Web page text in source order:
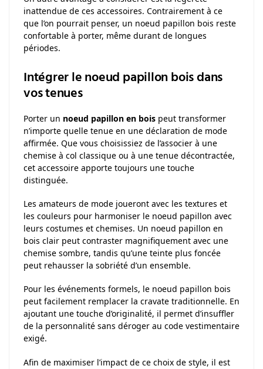
inattendue de ces accessoires. Contrairement à ce
que l’on pourrait penser, un noeud papillon bois reste
confortable à porter, même durant de longues
périodes.
Intégrer le noeud papillon bois dans
vos tenues
Porter un noeud papillon en bois peut transformer
n’importe quelle tenue en une déclaration de mode
affirmée. Que vous choisissiez de l’associer à une
chemise à col classique ou à une tenue décontractée,
cet accessoire apporte toujours une touche
distinguée.
Les amateurs de mode joueront avec les textures et
les couleurs pour harmoniser le noeud papillon avec
leurs costumes et chemises. Un noeud papillon en
bois clair peut contraster magnifiquement avec une
chemise sombre, tandis qu’une teinte plus foncée
peut rehausser la sobriété d’un ensemble.
Pour les événements formels, le noeud papillon bois
peut facilement remplacer la cravate traditionnelle. En
ajoutant une touche d’originalité, il permet d’insuffler
de la personnalité sans déroger au code vestimentaire
exigé.
Afin de maximiser l’impact de ce choix de style, il est